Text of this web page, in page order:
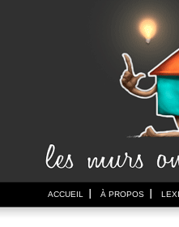
ACCUEIL À PROPOS